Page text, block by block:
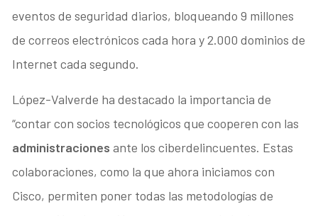
eventos de seguridad diarios, bloqueando 9 millones
de correos electrónicos cada hora y 2.000 dominios de
Internet cada segundo.
López-Valverde ha destacado la importancia de
“contar con socios tecnológicos que cooperen con las
administracionesante los ciberdelincuentes. Estas
colaboraciones, como la que ahora iniciamos con
Cisco, permiten poner todas las metodologías de